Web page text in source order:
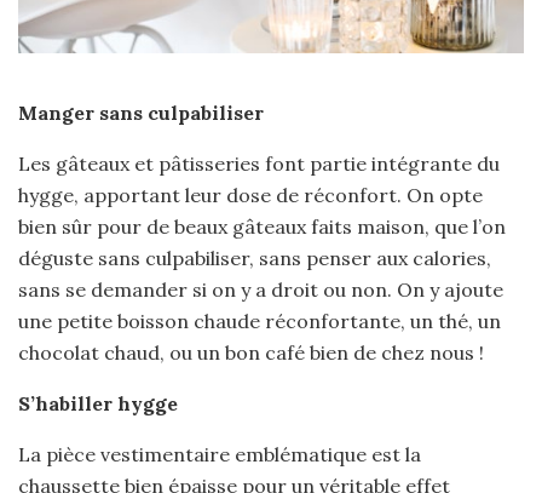
Manger sans culpabiliser
Les gâteaux et pâtisseries font partie intégrante du
hygge, apportant leur dose de réconfort. On opte
bien sûr pour de beaux gâteaux faits maison, que l’on
déguste sans culpabiliser, sans penser aux calories,
sans se demander si on y a droit ou non. On y ajoute
une petite boisson chaude réconfortante, un thé, un
chocolat chaud, ou un bon café bien de chez nous !
S’habiller hygge
La pièce vestimentaire emblématique est la
chaussette bien épaisse pour un véritable effet